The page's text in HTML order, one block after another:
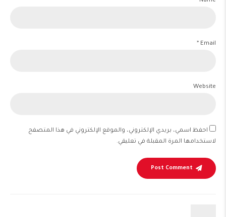
Email *
Website
احفظ اسمي، بريدي الإلكتروني، والموقع الإلكتروني في هذا المتصفح
لاستخدامها المرة المقبلة في تعليقي.
Post Comment